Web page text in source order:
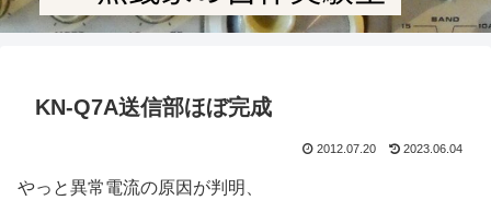
KN-Q7A送信部ほぼ完成
2012.07.20 2023.06.04
やっと異常電流の原因が判明、